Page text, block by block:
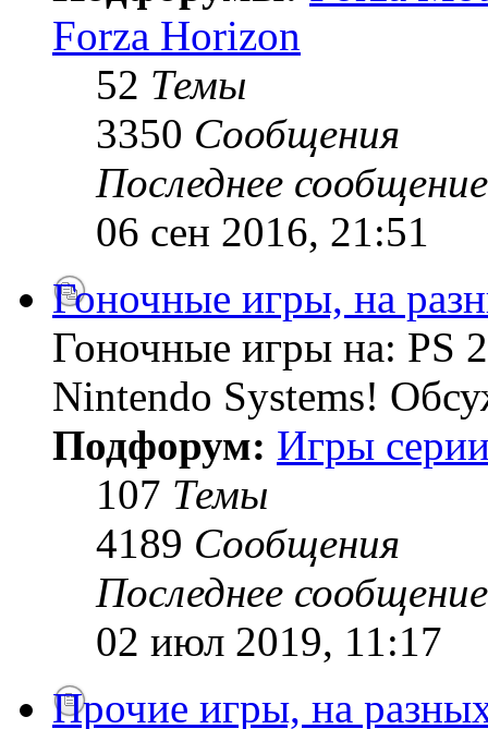
Forza Horizon
52 Темы
3350 Сообщения
Последнее сообщение
06 сен 2016, 21:51
Гоночные игры, на
Гоночные игры на: PS
Nintendo Systems!
Подфорум: Игры
107 Темы
4189 Сообщения
Последнее сообщение
02 июл 2019, 11:17
Прочие игры, на